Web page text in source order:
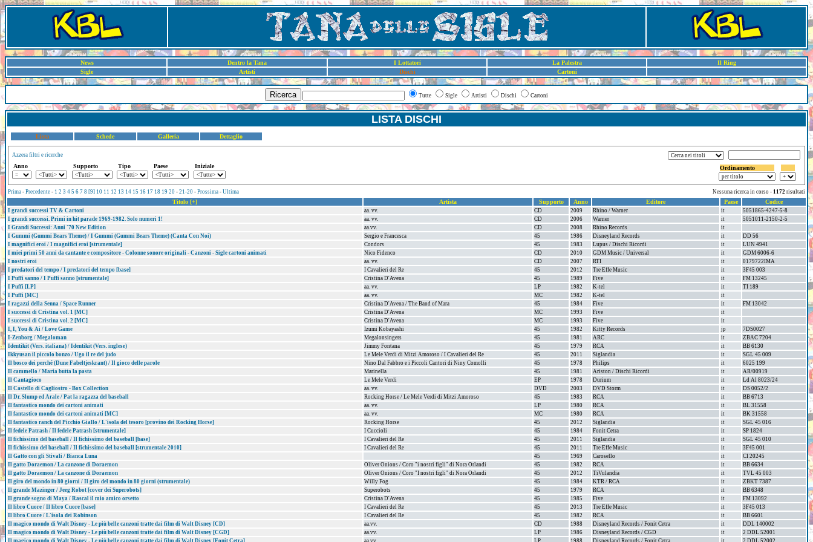
News Dentro la Tana I Lottatori La Palestra
Il Ring
Sigle
Artisti Dischi Cartoni
Ricerca Tutte Sigle Artisti Dischi Cartoni
LISTA DISCHI
Lista Schede Galleria Dettaglio
Azzera filtri e ricerche
Anno Supporto Tipo Paese Iniziale Ordinamento
Prima - Precedente - 1 2 3 4 5 6 7 8 [9] 10 11 12 13 14 15 16 17 18 19 20 - 21-20 - Prossima - Ultima Nessuna ricerca in corso - 1172 risultati
Titolo [+] Artista Supporto Anno Editore Paese Codice
I grandi successi TV & Cartoni aa. vv. CD 2009 Rhino / Warner it
5051865-4247-5-8
I grandi successi. Primi in hit parade 1969-1982. Solo numeri 1!
aa. vv. CD 2006 Warner it
5051011-2150-2-5
I Grandi Successi: Anni '70 New Edition
aa.vv. CD 2008 Rhino Records
it
I Gummi (Gummi Bears Theme) / I Gummi (Gummi Bears Theme) (Canta Con Noi)
Sergio e Francesca 45 1986 Disneyland Records it
DD 56
I magnifici eroi / I magnifici eroi [strumentale]
Condors 45 1983 Lupus / Dischi Ricordi it
LUN 4941
I miei primi 50 anni da cantante e compositore - Colonne sonore originali - Canzoni - Sigle cartoni animati
Nico Fidenco CD 2010 GDM Music / Universal it
GDM 6006-6
I nostri eroi
aa. vv. CD 2007 RTI it
0179722IMA
I predatori del tempo / I predatori del tempo [base]
I Cavalieri del Re 45 2012 Tre Effe Music it
3F45 003
I Puffi sanno / I Puffi sanno [strumentale]
Cristina D'Avena 45 1989 Five it
FM 13245
I Puffi [LP]
aa. vv. LP 1982 K-tel it
TI 189
I Puffi [MC]
aa. vv. MC 1982 K-tel
it
I ragazzi della Senna / Space Runner
Cristina D'Avena / The Band of Mara 45 1984 Five it
FM 13042
I successi di Cristina vol. 1 [MC]
Cristina D'Avena MC 1993 Five
it
I successi di Cristina vol. 2 [MC]
Cristina D'Avena MC 1993 Five
it
I, I, You & Ai / Love Game
Izumi Kobayashi 45 1982 Kitty Records jp
7DS0027
I-Zenborg / Megaloman
Megalonsingers 45 1981 ARC it
ZBAC 7204
Identikit (Vers. italiana) / Identikit (Vers. inglese)
Jimmy Fontana 45 1979 RCA it
BB 6130
Ikkyusan il piccolo bonzo / Ugo il re del judo
Le Mele Verdi di Mitzi Amoroso / I Cavalieri del Re 45 2011 Siglandia it
SGL 45 009
Il bosco dei perché (Dune Fabeltjeskrant) / Il gioco delle parole
Nino Dal Fabbro e i Piccoli Cantori di Niny Comolli 45 1978 Philips it
6025 199
Il cammello / Maria butta la pasta
Marinella 45 1981 Ariston / Dischi Ricordi it
AR/00919
Il Cantagioco
Le Mele Verdi EP 1978 Durium it
Ld Al 8023/24
Il Castello di Cagliostro - Box Collection
aa. vv. DVD 2003 DVD Storm it
DS 0052/2
Il Dr. Slump ed Arale / Pat la ragazza del baseball
Rocking Horse / Le Mele Verdi di Mitzi Amoroso 45 1983 RCA it
BB 6713
Il fantastico mondo dei cartoni animati
aa. vv. LP 1980 RCA it
BL 31558
Il fantastico mondo dei cartoni animati [MC]
aa. vv. MC 1980 RCA it
BK 31558
Il fantastico ranch del Picchio Giallo / L'isola del tesoro [provino dei Rocking Horse]
Rocking Horse 45 2012 Siglandia it
SGL 45 016
Il fedele Patrash / Il fedele Patrash [strumentale]
I Cuccioli 45 1984 Fonit Cetra it
SP 1824
Il fichissimo del baseball / Il fichissimo del baseball [base]
I Cavalieri del Re 45 2011 Siglandia it
SGL 45 010
Il fichissimo del baseball / Il fichissimo del baseball [strumentale 2010]
I Cavalieri del Re 45 2011 Tre Effe Music it
3F45 001
Il Gatto con gli Stivali / Bianca Luna
45 1969 Carosello it
CI 20245
Il gatto Doraemon / La canzone di Doraemon
Oliver Onions / Coro "i nostri figli" di Nora Orlandi 45 1982 RCA it
BB 6634
Il gatto Doraemon / La canzone di Doraemon
Oliver Onions / Coro "I nostri figli" di Nora Orlandi 45 2012 TiVulandia it
TVL 45 003
Il giro del mondo in 80 giorni / Il giro del mondo in 80 giorni (strumentale)
Willy Fog 45 1984 KTR / RCA it
ZBKT 7387
Il grande Mazinger / Jeeg Robot [cover dei Superobots]
Superobots 45 1979 RCA it
BB 6348
Il grande sogno di Maya / Rascal il mio amico orsetto
Cristina D'Avena 45 1985 Five it
FM 13092
Il libro Cuore / Il libro Cuore [base]
I Cavalieri del Re 45 2013 Tre Effe Music it
3F45 013
Il libro Cuore / L'isola dei Robinson
I Cavalieri del Re 45 1982 RCA it
BB 6601
Il magico mondo di Walt Disney - Le più belle canzoni tratte dai film di Walt Disney [CD]
aa.vv. CD 1988 Disneyland Records / Fonit Cetra it
DDL 140002
Il magico mondo di Walt Disney - Le più belle canzoni tratte dai film di Walt Disney [CGD]
aa.vv. LP 1986 Disneyland Records / CGD it
2 DDL 52001
Il magico mondo di Walt Disney - Le più belle canzoni tratte dai film di Walt Disney [Fonit Cetra]
aa.vv. LP 1988 Disneyland Records / Fonit Cetra it 2 DDL 52002